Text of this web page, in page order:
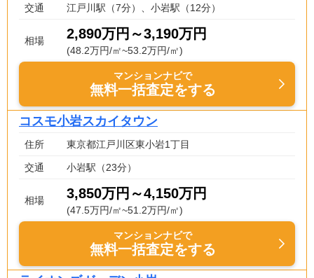
交通 江戸川駅（7分）、小岩駅（12分）
相場 2,890万円～3,190万円
(48.2万円/㎡~53.2万円/㎡)
マンションナビで
無料一括査定をする
コスモ小岩スカイタウン
住所 東京都江戸川区東小岩1丁目
交通 小岩駅（23分）
相場 3,850万円～4,150万円
(47.5万円/㎡~51.2万円/㎡)
マンションナビで
無料一括査定をする